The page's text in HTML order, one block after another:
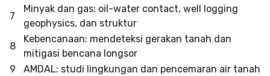
7
Minyak dan gas: oil-water contact, well logging
geophysics, dan struktur
8
Kebencanaan: mendeteksi gerakan tanah dan
mitigasi bencana longsor
9
AMDAL: studi lingkungan dan pencemaran air tanah